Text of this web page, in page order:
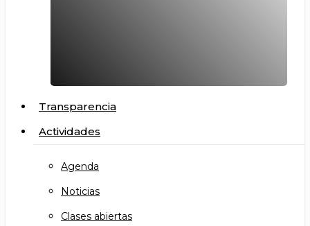
Transparencia
Actividades
Agenda
Noticias
Clases abiertas